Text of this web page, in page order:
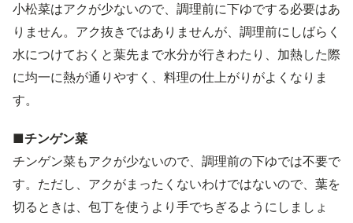
小松菜はアクが少ないので、調理前に下ゆでする必要はあ
りません。アク抜きではありませんが、調理前にしばらく
水につけておくと葉先まで水分が行きわたり、加熱した際
に均一に熱が通りやすく、料理の仕上がりがよくなりま
す。
■チンゲン菜
チンゲン菜もアクが少ないので、調理前の下ゆでは不要で
す。ただし、アクがまったくないわけではないので、葉を
切るときは、包丁を使うより手でちぎるようにしましょ